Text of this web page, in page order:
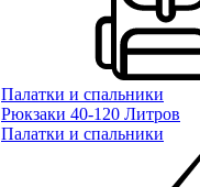
Палатки и спальники
Рюкзаки 40-120 Литров
Палатки и спальники